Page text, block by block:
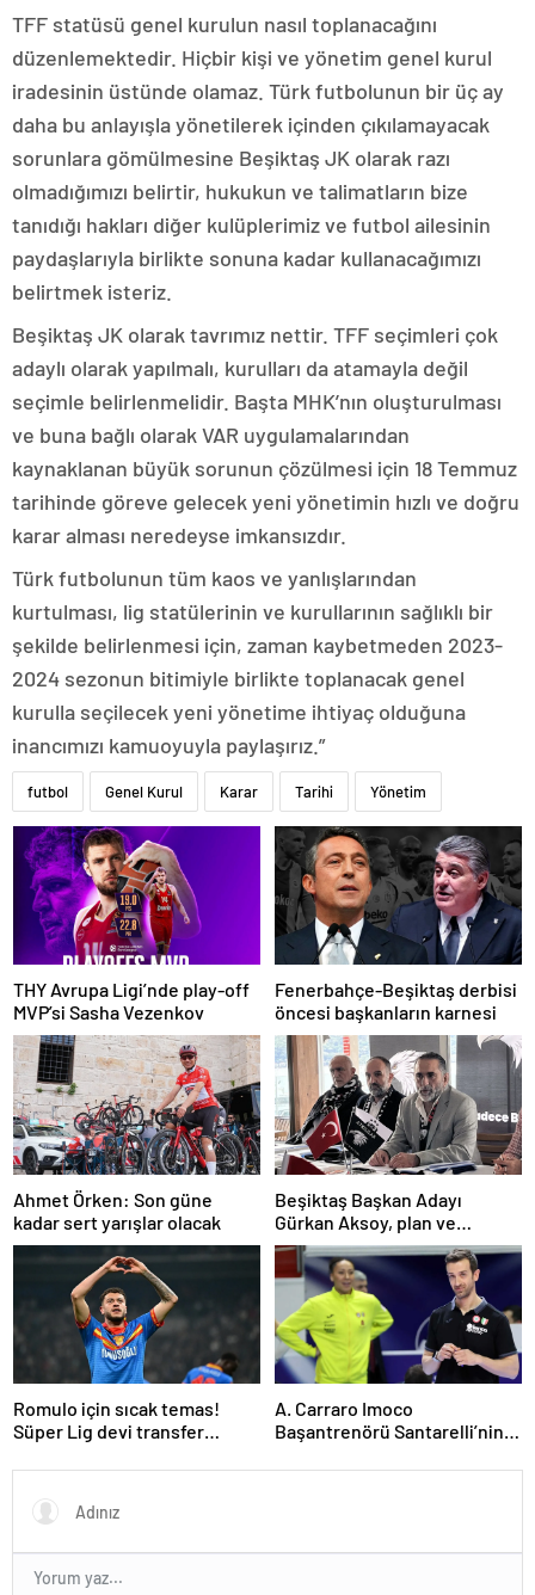
TFF statüsü genel kurulun nasıl toplanacağını
düzenlemektedir. Hiçbir kişi ve yönetim genel kurul
iradesinin üstünde olamaz. Türk futbolunun bir üç ay
daha bu anlayışla yönetilerek içinden çıkılamayacak
sorunlara gömülmesine Beşiktaş JK olarak razı
olmadığımızı belirtir, hukukun ve talimatların bize
tanıdığı hakları diğer kulüplerimiz ve futbol ailesinin
paydaşlarıyla birlikte sonuna kadar kullanacağımızı
belirtmek isteriz.
Beşiktaş JK olarak tavrımız nettir. TFF seçimleri çok
adaylı olarak yapılmalı, kurulları da atamayla değil
seçimle belirlenmelidir. Başta MHK’nın oluşturulması
ve buna bağlı olarak VAR uygulamalarından
kaynaklanan büyük sorunun çözülmesi için 18 Temmuz
tarihinde göreve gelecek yeni yönetimin hızlı ve doğru
karar alması neredeyse imkansızdır.
Türk futbolunun tüm kaos ve yanlışlarından
kurtulması, lig statülerinin ve kurullarının sağlıklı bir
şekilde belirlenmesi için, zaman kaybetmeden 2023-
2024 sezonun bitimiyle birlikte toplanacak genel
kurulla seçilecek yeni yönetime ihtiyaç olduğuna
inancımızı kamuoyuyla paylaşırız.”
futbol Genel Kurul Karar Tarihi Yönetim
THY Avrupa Ligi’nde play-off
MVP’si Sasha Vezenkov
Fenerbahçe-Beşiktaş derbisi
öncesi başkanların karnesi
Ahmet Örken: Son güne
kadar sert yarışlar olacak
Beşiktaş Başkan Adayı
Gürkan Aksoy, plan ve
projelerini anlattı
Romulo için sıcak temas!
Süper Lig devi transfer
A. Carraro Imoco
Başantrenörü Santarelli’nin
VakıfBank